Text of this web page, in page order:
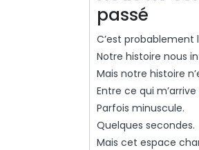
passé
C’est probablement
Notre histoire nous
Mais notre histoire
Entre ce qui
Parfois minuscule.
Quelques secondes.
Mais cet espace